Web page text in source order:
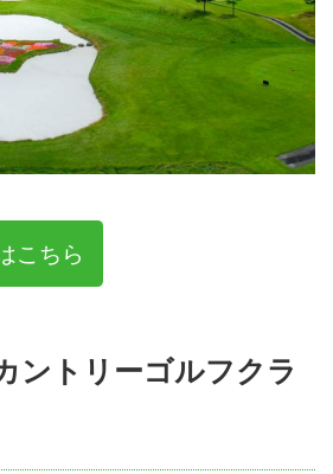
こちら
ントリーゴルフクラ